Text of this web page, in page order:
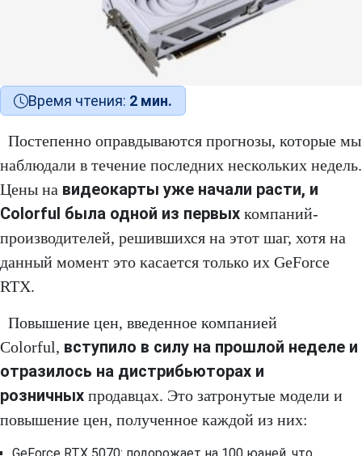
Время чтения: 2 мин.
Постепенно оправдываются прогнозы, которые мы
наблюдали в течение последних нескольких недель.
Цены на видеокарты уже начали расти, и
Colorful была одной из первых компаний-
производителей, решившихся на этот шаг, хотя на
данный момент это касается только их GeForce
RTX.
Повышение цен, введенное компанией
Colorful, вступило в силу на прошлой неделе и
отразилось на дистрибьюторах и
розничных продавцах. Это затронутые модели и
повышение цен, полученное каждой из них: